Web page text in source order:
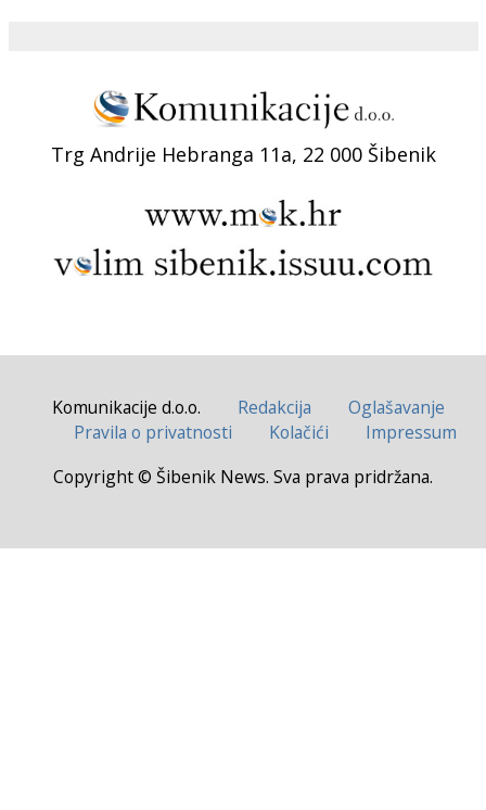
Trg Andrije Hebranga 11a, 22 000 Šibenik
Komunikacije d.o.o. Redakcija
Oglašavanje
Pravila o privatnosti
Kolačići
Impressum
Copyright © Šibenik News. Sva prava pridržana.